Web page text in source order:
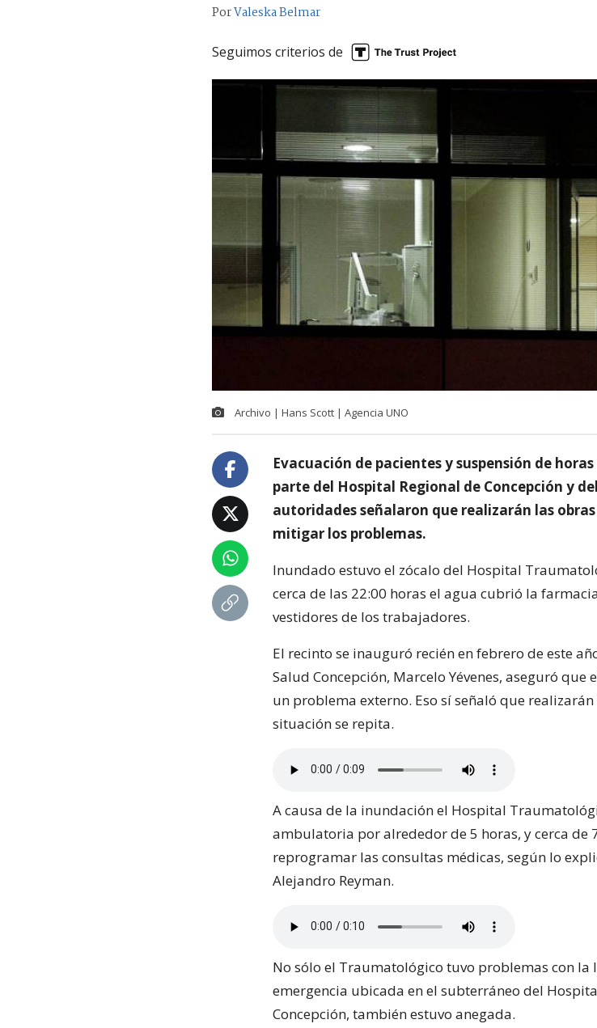
PorValeska Belmar
Seguimos criterios de
Archivo | Hans Scott | Agencia UNO
Evacuación de pacientes y suspensión de
parte del Hospital Regional de Concepción y
autoridades señalaron que realizarán las
mitigar los problemas.
Inundado estuvo el zócalo del Hospital
cerca de las 22:00 horas el agua cubrió la
vestidores de los trabajadores.
El recinto se inauguró recién en febrero de este
Salud Concepción, Marcelo Yévenes, aseguró
un problema externo. Eso sí señaló que
situación se repita.
A causa de la inundación el Hospital
ambulatoria por alrededor de 5 horas, y cerca de
reprogramar las consultas médicas, según lo
Alejandro Reyman.
No sólo el Traumatológico tuvo problemas con
emergencia ubicada en el subterráneo del
Concepción, también estuvo anegada.